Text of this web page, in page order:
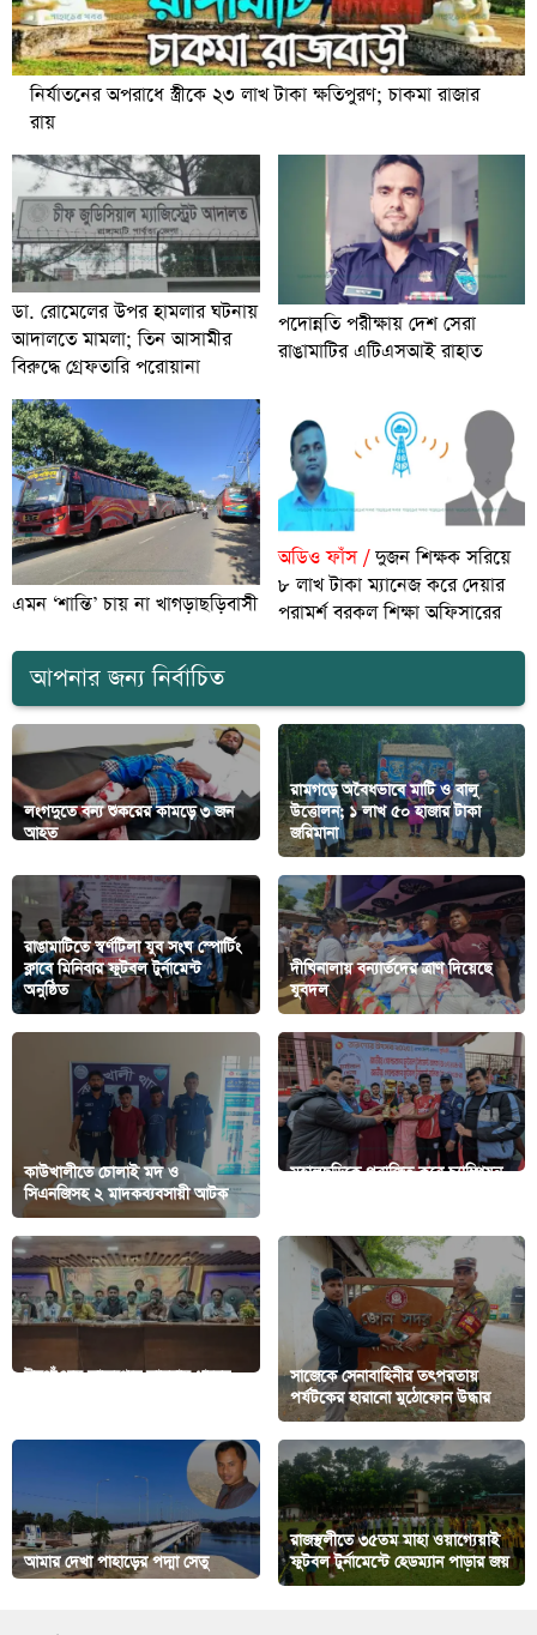
নির্যাতনের অপরাধে স্ত্রীকে ২৩ লাখ টাকা ক্ষতিপুরণ; চাকমা রাজার
রায়
ডা. রোমেলের উপর হামলার ঘটনায়
আদালতে মামলা; তিন আসামীর
বিরুদ্ধে গ্রেফতারি পরোয়ানা
পদোন্নতি পরীক্ষায় দেশ সেরা
রাঙামাটির এটিএসআই রাহাত
এমন ‘শান্তি’ চায় না খাগড়াছড়িবাসী
অডিও ফাঁস /দুজন শিক্ষক সরিয়ে
৮ লাখ টাকা ম্যানেজ করে দেয়ার
পরামর্শ বরকল শিক্ষা অফিসারের
আপনার জন্য নির্বাচিত
লংগদুতে বন্য শুকরের কামড়ে ৩ জন
আহত
রামগড়ে অবৈধভাবে মাটি ও বালু
উত্তোলন; ১ লাখ ৫০ হাজার টাকা
জরিমানা
রাঙামাটিতে স্বর্ণটিলা যুব সংঘ স্পোর্টিং
ক্লাবে‎ মিনিবার ফুটবল টুর্নামেন্ট
অনুষ্ঠিত
দীঘিনালায় বন্যার্তদের ত্রাণ দিয়েছে
যুবদল
কাউখালীতে চোলাই মদ ও
সিএনজিসহ ২ মাদকব্যবসায়ী আটক
মহালছড়িকে পরাজিত করে চ্যাম্পিয়ন
ঈদগাঁওয়ে তারুণ্যের ভাবনায় ধানের
সাজেকে সেনাবাহিনীর তৎপরতায়
পর্যটকের হারানো মুঠোফোন উদ্ধার
আমার দেখা পাহাড়ের পদ্মা সেতু
রাজস্থলীতে ৩৫তম মাহা ওয়াগ্যেয়াই
ফুটবল টুর্নামেন্টে হেডম্যান পাড়ার জয়